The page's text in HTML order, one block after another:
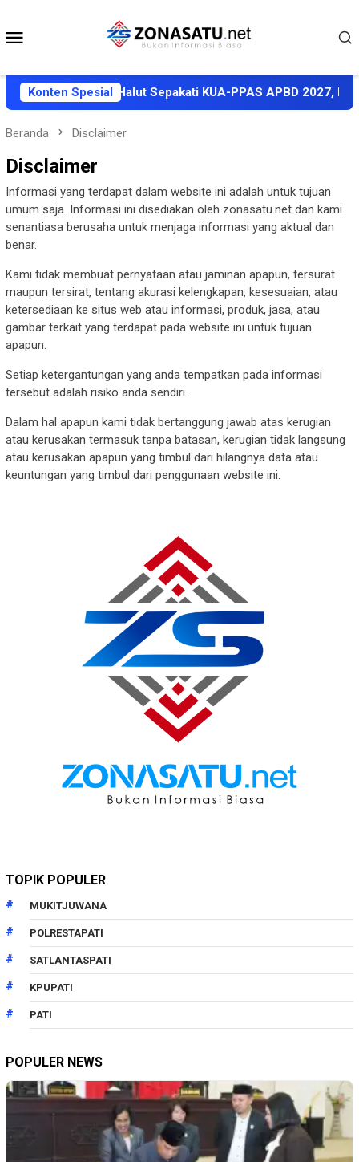
konten
Konten Spesial
dan Pemkab Halut Sepakati KUA-PPAS APBD 2027,
Beranda Disclaimer
Disclaimer
Informasi yang terdapat dalam website ini adalah untuk tujuan
umum saja. Informasi ini disediakan oleh zonasatu.net dan kami
senantiasa berusaha untuk menjaga informasi yang aktual dan
benar.
Kami tidak membuat pernyataan atau jaminan apapun, tersurat
maupun tersirat, tentang akurasi kelengkapan, kesesuaian, atau
ketersediaan ke situs web atau informasi, produk, jasa, atau
gambar terkait yang terdapat pada website ini untuk tujuan
apapun.
Setiap ketergantungan yang anda tempatkan pada informasi
tersebut adalah risiko anda sendiri.
Dalam hal apapun kami tidak bertanggung jawab atas kerugian
atau kerusakan termasuk tanpa batasan, kerugian tidak langsung
atau kerusakan apapun yang timbul dari hilangnya data atau
keuntungan yang timbul dari penggunaan website ini.
TOPIK POPULER
MUKITJUWANA
POLRESTAPATI
SATLANTASPATI
KPUPATI
PATI
POPULER NEWS